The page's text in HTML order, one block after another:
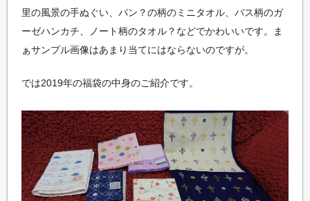
里の風景の手ぬぐい、パン？の柄のミニタオル、バス柄のガ
ーゼハンカチ、ノート柄のタオル？などでかわいいです。ま
ぁサンプル画像はあまり当てにはならないのですが。
では2019年の福袋の中身のご紹介です。